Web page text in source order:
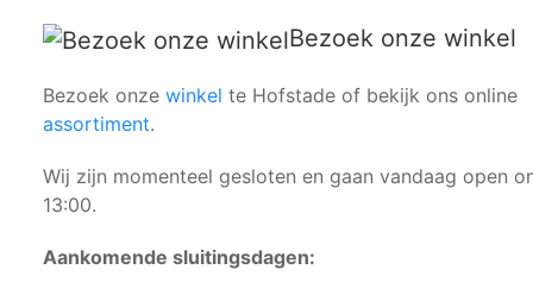
Bezoek onze winkel
Bezoek onze winkel te Hofstade of bekijk ons online
assortiment.
Wij zijn momenteel gesloten en gaan vandaag open
13:00.
Aankomende sluitingsdagen: